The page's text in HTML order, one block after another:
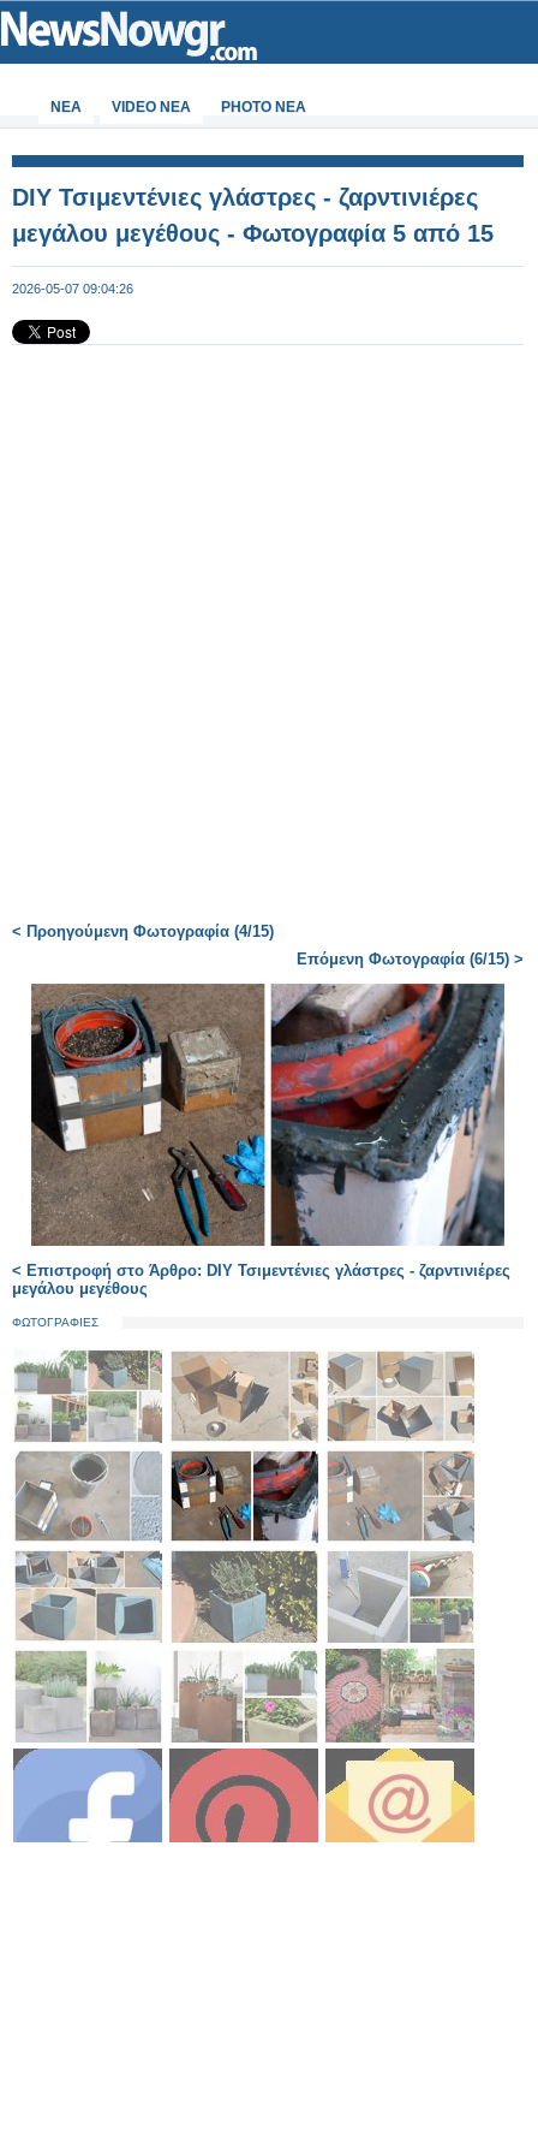
ΝΕΑ VIDEO NEA PHOTO NEA
DIY Τσιμεντένιες γλάστρες - ζαρντινιέρες
μεγάλου μεγέθους - Φωτογραφία 5 από 15
2026-05-07 09:04:26
< Προηγούμενη Φωτογραφία (4/15)
Επόμενη Φωτογραφία (6/15) >
< Επιστροφή στο Άρθρο: DIY Τσιμεντένιες γλάστρες - ζαρντινιέρες
μεγάλου μεγέθους
ΦΩΤΟΓΡΑΦΙΕΣ